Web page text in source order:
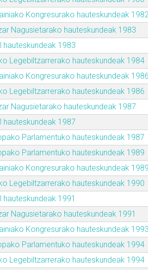
Kongresurako hauteskundeak
Nagusietarako hauteskundeak 1983
hauteskundeak 1983
Legebiltzarrerako hauteskundeak 1984
Kongresurako hauteskundeak 1986
Legebiltzarrerako hauteskundeak 1986
Nagusietarako hauteskundeak 1987
hauteskundeak 1987
Parlamentuko hauteskundeak 1987
Parlamentuko hauteskundeak 1989
Kongresurako hauteskundeak 1989
Legebiltzarrerako hauteskundeak 1990
hauteskundeak 1991
Nagusietarako hauteskundeak 1991
Kongresurako hauteskundeak 1993
Parlamentuko hauteskundeak 1994
Legebiltzarrerako hauteskundeak 1994